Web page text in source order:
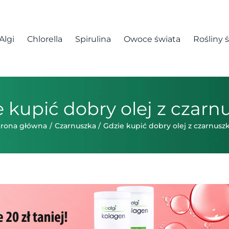
Chlorella Spirulina Owoce świata Rośliny
kupić dobry olej z
główna Czarnuszka Gdzie kupić dobry olej z